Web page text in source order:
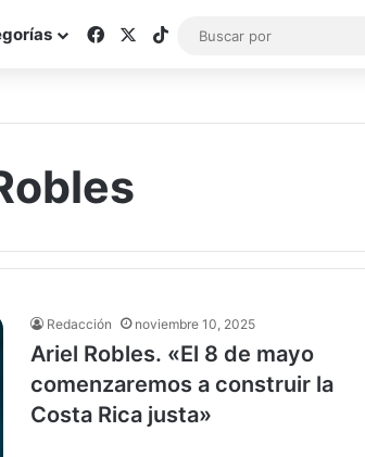
FacebookTikTok
Redacción noviembre 10, 2025
Ariel Robles. «El 8 de mayo
comenzaremos a construir la
Costa Rica justa»